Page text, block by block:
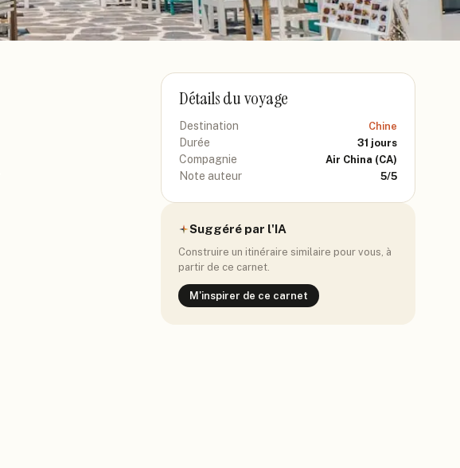
Détails du voyage
Destination Chine
Durée 31 jours
Compagnie Air China (CA)
Note auteur 5/5
Suggéré par l'IA
Construire un itinéraire similaire pour vous, à
partir de ce carnet.
M'inspirer de ce carnet